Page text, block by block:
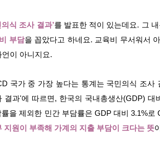
식 조사 결과’를 발표한 적이 있는데요. 그
부담을 꼽았다고 하네요. 교육비 무서워서
이 아니지요.
국가 중 가장 높다는 통계는 국민의식 조사
과'에 따르면, 한국의 국내총생산(GDP) 대
을 제외한 민간 부담률은 GDP 대비 3.1%로
지원이 부족해 가계의 지출 부담이 크다는 뜻